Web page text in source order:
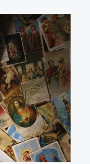
e doveva
girato un
sulla
del film
girare una
che la
scene oppure
sufficiente.
di